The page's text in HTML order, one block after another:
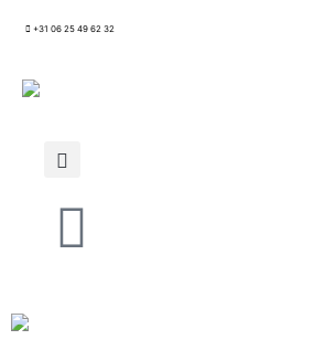
+31 06 25 49 62 32